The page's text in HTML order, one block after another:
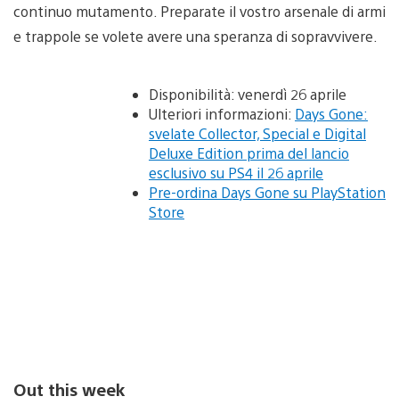
continuo mutamento. Preparate il vostro arsenale di armi
e trappole se volete avere una speranza di sopravvivere.
Disponibilità: venerdì 26 aprile
Ulteriori informazioni: Days Gone:
svelate Collector, Special e Digital
Deluxe Edition prima del lancio
esclusivo su PS4 il 26 aprile
Pre-ordina Days Gone su PlayStation
Store
Out this week